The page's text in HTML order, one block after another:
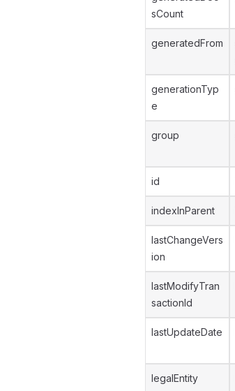
sCount
generatedFrom
generationTyp
e
group
id
indexInParent
lastChangeVers
ion
lastModifyTran
sactionId
lastUpdateDate
legalEntity